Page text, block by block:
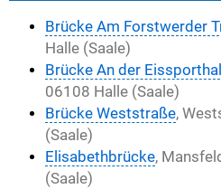
Brücke Am Forstwerder
Halle (Saale)
Brücke An der
06108 Halle (Saale)
Brücke Weststraße,
(Saale)
Elisabethbrücke,
(Saale)